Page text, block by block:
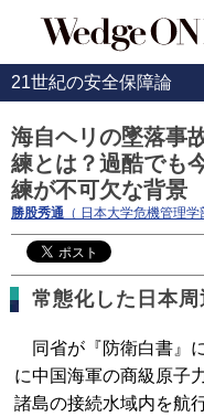
21世紀の安全保障論
海自ヘリの墜落事
練とは？過酷でも
練が不可欠な背景
勝股秀通 （ 日本大学危機管理学
常態化した日本
同省が『防衛白書』
に中国海軍の商級原子
諸島の接続水域内を航